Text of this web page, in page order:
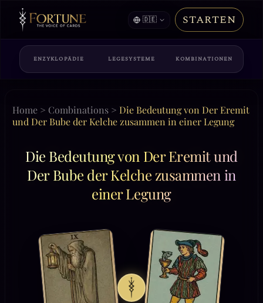
🇩🇪 STARTEN
ENZYKLOPÄDIE LEGESYSTEME KOMBINATIONEN
Home > Combinations > Die Bedeutung von Der Eremit
und Der Bube der Kelche zusammen in einer Legung
Die Bedeutung von Der Eremit und
Der Bube der Kelche zusammen in
einer Legung